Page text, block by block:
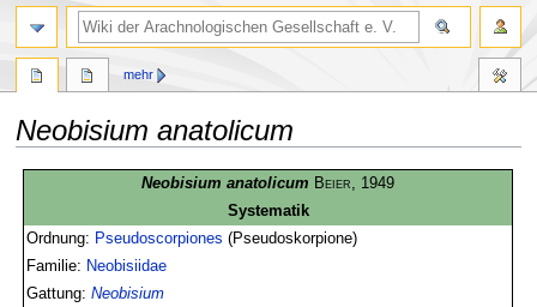
Neobisium anatolicum
springen
springen
Neobisium anatolicum Beier , 1949
Systematik
Ordnung: Pseudoscorpiones (Pseudoskorpione)
Familie: Neobisiidae
Gattung:Neobisium
mehr